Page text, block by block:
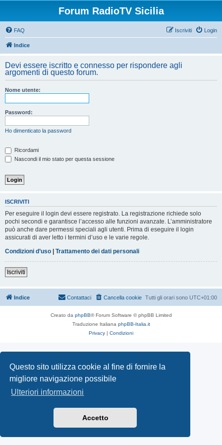
Questo sito utilizza cookie al fine di fornire la
migliore navigazione possibile
Ulteriori informazioni
Accetto
Forum RadioTV Sicilia
FAQ Login
Iscriviti
Indice
Devi essere iscritto e connesso per rispondere agli
argomenti di questo forum.
Nome utente:
Password:
Ho dimenticato la password
Ricordami
Nascondi il mio stato per questa sessione
ISCRIVITI
Per eseguire il login devi essere registrato. La registrazione richiede solo
pochi secondi e garantisce l’accesso alle funzioni avanzate. L’amministratore
può anche dare permessi speciali agli utenti. Prima di eseguire il login
assicurati di aver letto i termini d’uso e le varie regole.
Condizioni d’uso | Trattamento dei dati personali
Iscriviti
Indice Tutti gli orari sono UTC+01:00
Cancella cookie
Contattaci
Creato da phpBB® Forum Software © phpBB Limited
Traduzione Italiana phpBB-Italia.it
Privacy | Condizioni